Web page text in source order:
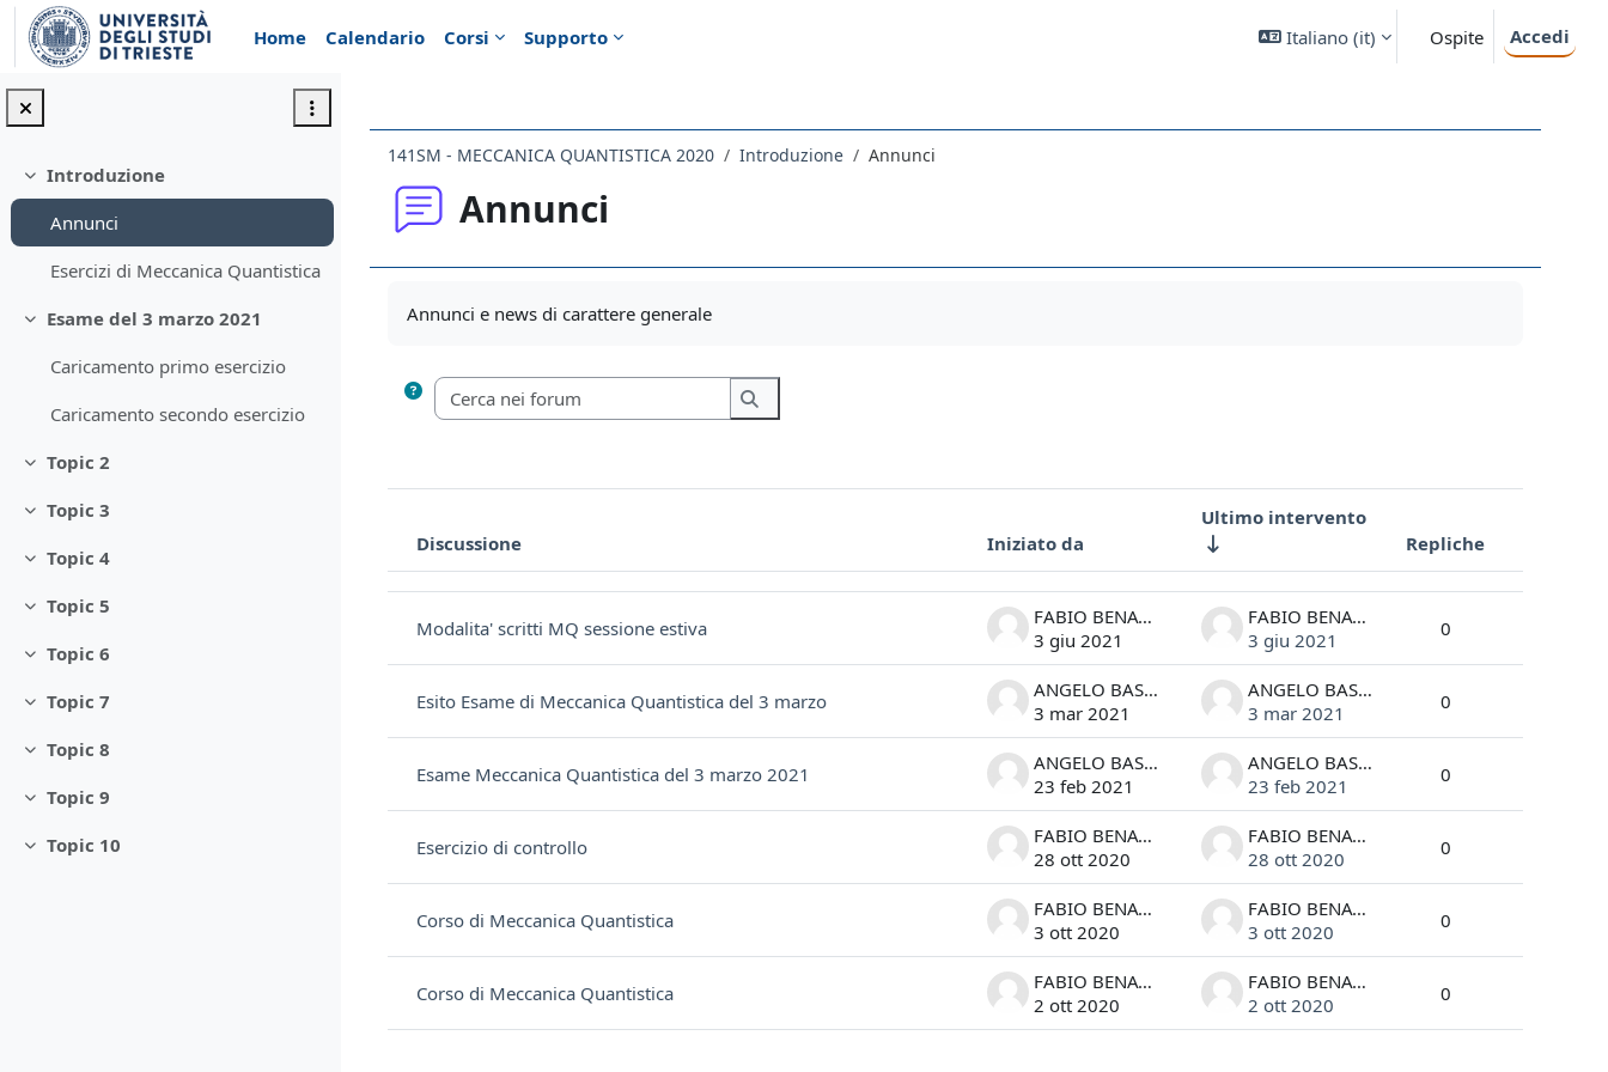
Vai al contenuto principale
Home
Calendario Corsi Supporto Italiano ‎(it)‎ Ospite Accedi
Minimizza
Introduzione
Annunci
Esercizi di Meccanica Quantistica
Minimizza
Esame del 3 marzo 2021
Caricamento primo esercizio
Caricamento secondo esercizio
Minimizza
Topic 2
Minimizza
Topic 3
Minimizza
Topic 4
Minimizza
Topic 5
Minimizza
Topic 6
Minimizza
Topic 7
Minimizza
Topic 8
Minimizza
Topic 9
Minimizza
Topic 10
141SM - MECCANICA QUANTISTICA 2020 Introduzione Annunci
Annunci
Annunci e news di carattere generale
Cerca nei forum
Cerca nei forum
Stato
Discussione Iniziato da
Ultimo intervento
Repliche
Azioni
Modalita' scritti MQ sessione estiva
FABIO BENATTI
3 giu 2021
FABIO BENATTI
3 giu 2021
0
Esito Esame di Meccanica Quantistica del 3 marzo
ANGELO BASSI
3 mar 2021
ANGELO BASSI
3 mar 2021
0
Esame Meccanica Quantistica del 3 marzo 2021
ANGELO BASSI
23 feb 2021
ANGELO BASSI
23 feb 2021
0
Esercizio di controllo
FABIO BENATTI
28 ott 2020
FABIO BENATTI
28 ott 2020
0
Corso di Meccanica Quantistica
FABIO BENATTI
3 ott 2020
FABIO BENATTI
3 ott 2020
0
Corso di Meccanica Quantistica
FABIO BENATTI
2 ott 2020
FABIO BENATTI
2 ott 2020
0